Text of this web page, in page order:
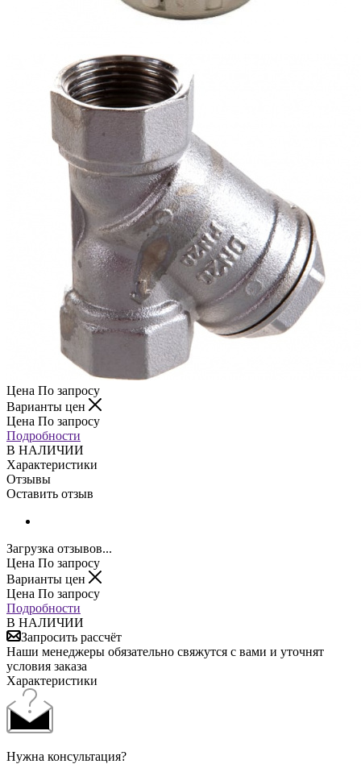
Цена По запросу
Варианты цен
Цена По запросу
Подробности
В НАЛИЧИИ
Характеристики
Отзывы
Оставить отзыв
Загрузка отзывов...
Цена По запросу
Варианты цен
Цена По запросу
Подробности
В НАЛИЧИИ
Запросить рассчёт
Наши менеджеры обязательно свяжутся с вами и уточнят
условия заказа
Характеристики
Нужна консультация?